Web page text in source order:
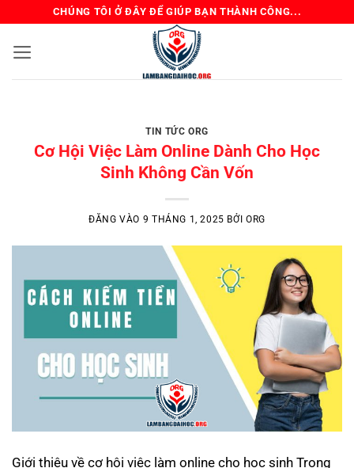
nội
CHÚNG TÔI Ở ĐÂY ĐỂ GIÚP BẠN THÀNH CÔNG...
Học – Kinh Nghiệm
Tránh Lừa Đảo
Chủ đề “mua bằng đại học” luôn là một
mảng xám được bàn tán sôi [...]
ĐỌC TIẾP
TIN TỨC ORG
Cơ Hội Việc Làm Online Dành Cho Học
Sinh Không Cần Vốn
ĐĂNG VÀO 9 THÁNG 1, 2025 BỞI ORG
Giới thiệu về cơ hội việc làm online cho học sinh Trong